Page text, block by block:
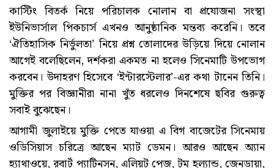
কাস্টিং বিতর্ক নিয়ে পরিচালক নোলান বা প্রযোজনা সংস্থা
ইউনিভার্সাল পিকচার্স এখনও আনুষ্ঠানিক মন্তব্য করেনি। তবে
‘ঐতিহাসিক নির্ভুলতা’ নিয়ে প্রশ্ন তোলাদের উড়িয়ে দিয়ে নোলান
আগেই বলেছিলেন, দর্শকরা একমত না হলেও সিনেমাটি উপভোগ
করবেন। উদাহরণ হিসেবে ‘ইন্টারস্টেলার’-এর কথা টানেন তিনি।
মুক্তির পর বিজ্ঞানীরা নানা খুঁত ধরলেও দিনশেষে ছবির গুরুত্ব
সবাই বুঝেছেন।
আগামী জুলাইয়ে মুক্তি পেতে যাওয়া এ বিগ বাজেটের সিনেমায়
ওডিসিয়াস চরিত্রে আছেন ম্যাট ডেমন। আরও আছেন অ্যান
হ্যাথাওয়ে, রবার্ট প্যাটিনসন, এলিয়ট পেজ, টম হল্যান্ড, জেনডায়া,